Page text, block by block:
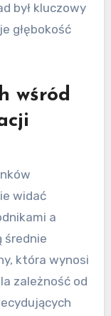
był kluczowy
głębokość
wśród
widać
a
średnie
która wynosi
zależność od